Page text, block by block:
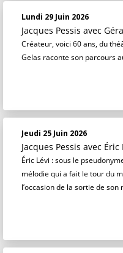
Lundi 29 Juin 2026
Jacques Pessis avec
Créateur, voici 60 ans, du
Gelas raconte son parcours
Jeudi 25 Juin 2026
Jacques Pessis avec Éric
Éric Lévi : sous le
mélodie qui a fait le tour du
l’occasion de la sortie de son